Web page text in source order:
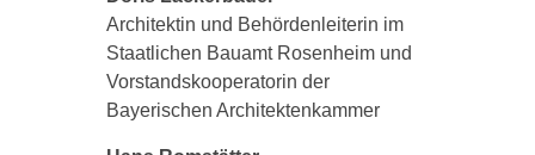
Architektin und Behördenleiterin im
Staatlichen Bauamt Rosenheim und
Vorstandskooperatorin der
Bayerischen Architektenkammer